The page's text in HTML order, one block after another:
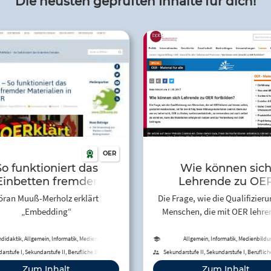
OER
funktioniert das
fremder
in eigene OER
- #OERklärt
Muuß-Merholz erklärt
„Embedding“
Allgemein, Informatik, Medienbildung
I, Sekundarstufe II, Berufliche Bildung,
Erwachsenenbildung
Wie können sich
Lehrende zu
fortbilden?
Die Frage, wie die
Menschen, die mit OER lehren
ist für den Erfolg freier
Bildungsmaterialien zentral.
wer es beherrscht, OER zu
Allgemein, Informatik,
Sekundarstufe II, Sekundarstufe I,
Erwachsenenbildung